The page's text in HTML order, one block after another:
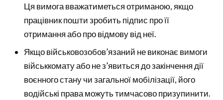
Ця вимога вважатиметься отриманою, якщо
працівник пошти зробить підпис про її
отримання або про відмову від неї.
Якщо військовозобов’язаний не виконає вимоги
військкомату або не з’явиться до закінчення дії
воєнного стану чи загальної мобілізації, його
водійські права можуть тимчасово призупинити.